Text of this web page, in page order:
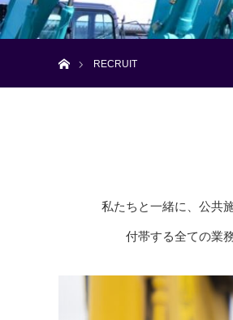
RECRUIT
私たちと一緒に、公共
付帯する全ての業